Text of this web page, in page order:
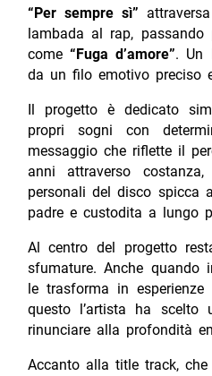
“Per sempre sì”
lambada al rap,
come“Fuga d’amore”. Un
da un filo emotivo preciso
Il progetto è dedicato
propri sogni con
messaggio che riflette il
anni attraverso
personali del disco spicca
padre e custodita a lungo
Al centro del progetto
sfumature. Anche quando
le trasforma in
questo l’artista ha scelto
rinunciare alla profondità
Accanto alla title track,